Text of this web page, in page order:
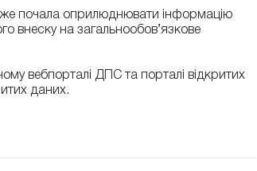
почала оприлюднювати інформацію
внеску на загальнообов’язкове
вебпорталі ДПС та порталі відкритих
даних.